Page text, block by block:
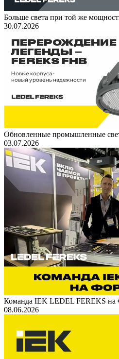
Больше света при той же
30.07.2026
Обновленные промышленные
03.07.2026
Команда IEK LEDEL FEREKS
08.06.2026